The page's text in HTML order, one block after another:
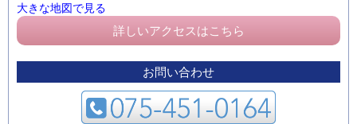
大きな地図で見る
詳しいアクセスはこちら
お問い合わせ